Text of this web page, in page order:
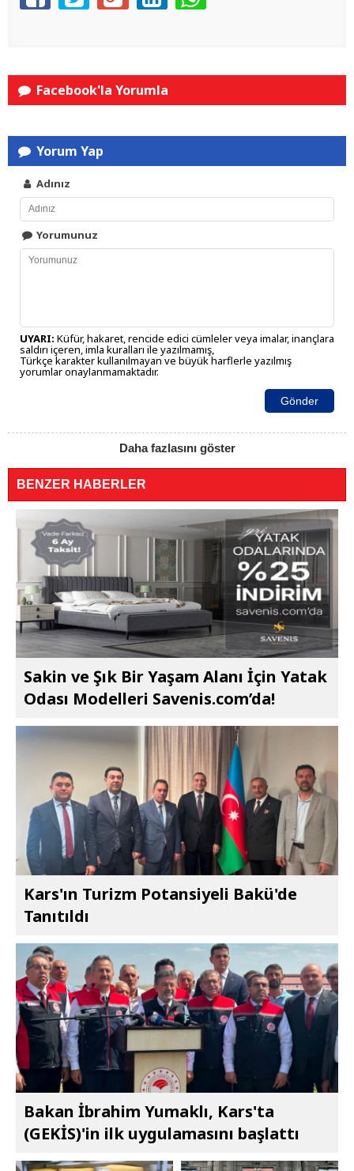
Facebook'la Yorumla
Yorum Yap
Adınız
Yorumunuz
UYARI: Küfür, hakaret, rencide edici cümleler veya imalar, inançlara
saldırı içeren, imla kuralları ile yazılmamış,
Türkçe karakter kullanılmayan ve büyük harflerle yazılmış
yorumlar onaylanmamaktadır.
Gönder
Daha fazlasını göster
BENZER HABERLER
Sakin ve Şık Bir Yaşam Alanı İçin Yatak
Odası Modelleri Savenis.com’da!
Kars'ın Turizm Potansiyeli Bakü'de
Tanıtıldı
Bakan İbrahim Yumaklı, Kars'ta
(GEKİS)'in ilk uygulamasını başlattı